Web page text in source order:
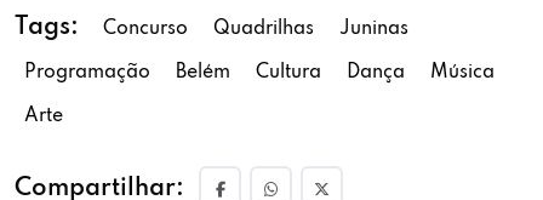
Tags: Concurso Quadrilhas Juninas
Programação Belém Cultura Dança Música
Arte
Compartilhar: